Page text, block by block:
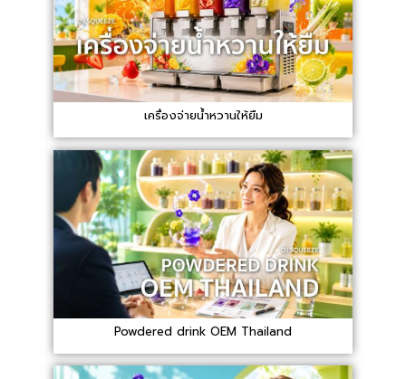
เครื่องจ่ายน้ำหวานให้ยืม
Powdered drink OEM Thailand